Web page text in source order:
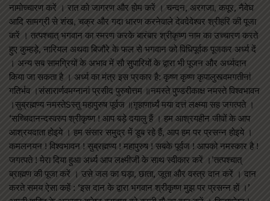
नामोच्चारण करें । रात को जागरण और होम करें । चन्दन, अरगजा, कपूर, नैवेघ
आदि सामग्री से शंख, चक्र और गदा धारण करनेवाले देवदेवेश्वर श्रीहरि की पूजा
करें । तत्पश्चात् भगवान का स्मरण करके बारंबार श्रीकृष्ण नाम का उच्चारण करते
हुए कुम्हड़े, नारियल अथवा बिजौरे के फल से भगवान को विधिपूर्वक पूजकर अर्ध्य दें
। अन्य सब सामग्रियों के अभाव में सौ सुपारियों के द्वारा भी पूजन और अर्ध्यदान
किया जा सकता है । अर्ध्य का मंत्र इस प्रकार है: कृष्ण कृष्ण कृपालुस्त्वमगतीनां
गतिर्भव ।संसारार्णवमग्नानां प्रसीद पुरुषोत्तम ॥नमस्ते पुण्डरीकाक्ष नमस्ते विश्वभावन
।सुब्रह्मण्य नमस्तेSस्तु महापुरुष पूर्वज ॥गृहाणार्ध्यं मया दत्तं लक्ष्म्या सह जगत्पते ।
‘सच्चिदानन्दस्वरुप श्रीकृष्ण ! आप बड़े दयालु हैं । हम आश्रयहीन जीवों के आप
आश्रयदाता होइये । हम संसार समुद्र में डूब रहे हैं, आप हम पर प्रसन्न होइये ।
कमलनयन ! विश्वभावन ! सुब्रह्मण्य ! महापुरुष ! सबके पूर्वज ! आपको नमस्कार है !
जगत्पते ! मेरा दिया हुआ अर्ध्य आप लक्ष्मीजी के साथ स्वीकार करें ।’तत्पश्चात्
ब्राह्मण की पूजा करें । उसे जल का घड़ा, छाता, जूता और वस्त्र दान करें । दान
करते समय ऐसा कहें : ‘इस दान के द्वारा भगवान श्रीकृष्ण मुझ पर प्रसन्न हों ।’